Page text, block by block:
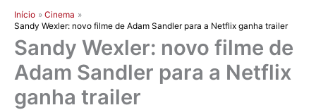
Início
Cinema
Sandy Wexler: novo filme de Adam Sandler para a Netflix ganha trailer
Sandy Wexler: novo filme de
Adam Sandler para a Netflix
ganha trailer